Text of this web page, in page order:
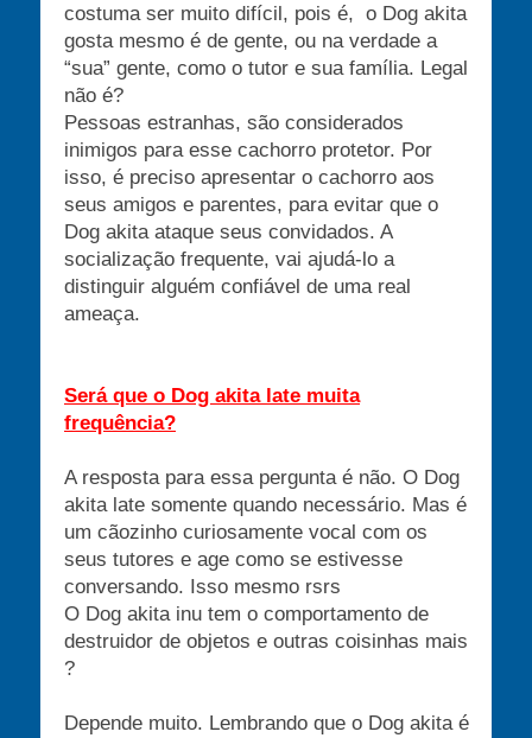
costuma ser muito difícil, pois é, o Dog akita
gosta mesmo é de gente, ou na verdade a
“sua” gente, como o tutor e sua família. Legal
não é?
Pessoas estranhas, são considerados
inimigos para esse cachorro protetor. Por
isso, é preciso apresentar o cachorro aos
seus amigos e parentes, para evitar que o
Dog akita ataque seus convidados. A
socialização frequente, vai ajudá-lo a
distinguir alguém confiável de uma real
ameaça.
Será que o Dog akita late muita
frequência?
A resposta para essa pergunta é não. O Dog
akita late somente quando necessário. Mas é
um cãozinho curiosamente vocal com os
seus tutores e age como se estivesse
conversando. Isso mesmo rsrs
O Dog akita inu tem o comportamento de
destruidor de objetos e outras coisinhas mais
?
Depende muito. Lembrando que o Dog akita é